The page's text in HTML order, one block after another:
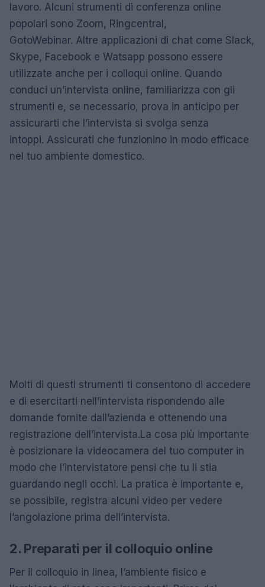
lavoro. Alcuni strumenti di conferenza online
popolari sono Zoom, Ringcentral,
GotoWebinar. Altre applicazioni di chat come Slack,
Skype, Facebook e Watsapp possono essere
utilizzate anche per i colloqui online. Quando
conduci un’intervista online, familiarizza con gli
strumenti e, se necessario, prova in anticipo per
assicurarti che l’intervista si svolga senza
intoppi. Assicurati che funzionino in modo efficace
nel tuo ambiente domestico.
Molti di questi strumenti ti consentono di accedere
e di esercitarti nell’intervista rispondendo alle
domande fornite dall’azienda e ottenendo una
registrazione dell’intervista.La cosa più importante
è posizionare la videocamera del tuo computer in
modo che l’intervistatore pensi che tu li stia
guardando negli occhi. La pratica è importante e,
se possibile, registra alcuni video per vedere
l’angolazione prima dell’intervista.
2. Preparati per il colloquio online
Per il colloquio in linea, l’ambiente fisico e